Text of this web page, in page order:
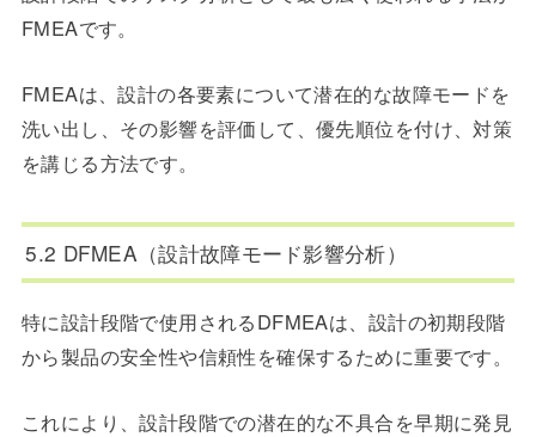
FMEAです。
FMEAは、設計の各要素について潜在的な故障モードを
洗い出し、その影響を評価して、優先順位を付け、対策
を講じる方法です。
5.2 DFMEA（設計故障モード影響分析）
特に設計段階で使用されるDFMEAは、設計の初期段階
から製品の安全性や信頼性を確保するために重要です。
これにより、設計段階での潜在的な不具合を早期に発見